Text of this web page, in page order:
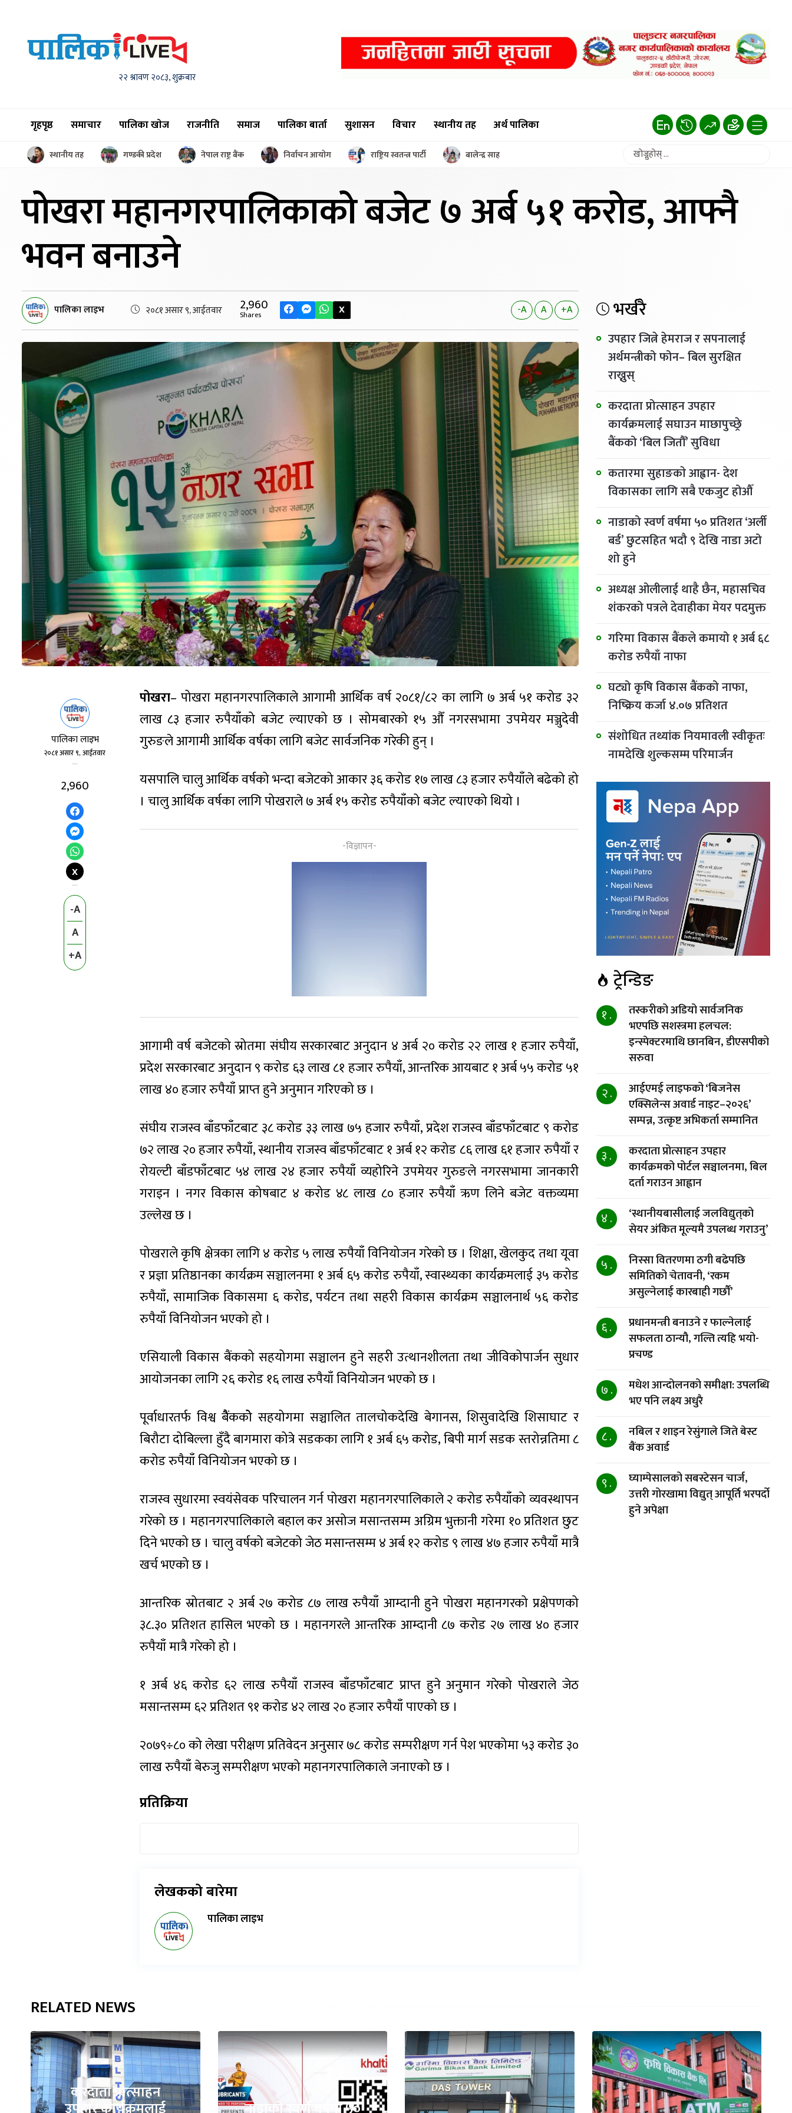
२२ श्रावण २०८३, शुक्रबार
गृहपृष्ठ समाचार पालिका खाेज राजनीति समाज पालिका बार्ता सुशासन विचार स्थानीय तह अर्थ पालिका
स्थानीय तह गण्डकी प्रदेश नेपाल राष्ट्र बैंक निर्वाचन आयोग राष्ट्रिय स्वतन्त्र पार्टी बालेन्द्र साह
पोखरा महानगरपालिकाको बजेट७ अर्ब ५१ करोड, आफ्नै
भवन बनाउने
पालिका लाइभ २०८१ असार ९, आईतवार 2,960
Shares X -A A +A
पालिका लाइभ
२०८१ असार ९, आईतवार
2,960
X
-A
A
+A
पोखरा– पोखरा महानगरपालिकाले आगामी आर्थिक वर्ष २०८१/८२ का लागि ७ अर्ब ५१ करोड ३२
लाख ८३ हजार रुपैयाँको बजेट ल्याएको छ । सोमबारको १५ औँ नगरसभामा उपमेयर मञ्जुदेवी
गुरुङले आगामी आर्थिक वर्षका लागि बजेट सार्वजनिक गरेकी हुन् ।
यसपालि चालु आर्थिक वर्षको भन्दा बजेटको आकार ३६ करोड १७ लाख ८३ हजार रुपैयाँले बढेको हो
। चालु आर्थिक वर्षका लागि पोखराले ७ अर्ब १५ करोड रुपैयाँको बजेट ल्याएको थियो ।
आगामी वर्ष बजेटको स्रोतमा संघीय सरकारबाट अनुदान ४ अर्ब २० करोड २२ लाख १ हजार रुपैयाँ,
प्रदेश सरकारबाट अनुदान ९ करोड ६३ लाख ८१ हजार रुपैयाँ, आन्तरिक आयबाट १ अर्ब ५५ करोड ५१
लाख ४० हजार रुपैयाँ प्राप्त हुने अनुमान गरिएको छ ।
संघीय राजस्व बाँडफाँटबाट ३८ करोड ३३ लाख ७५ हजार रुपैयाँ, प्रदेश राजस्व बाँडफाँटबाट ९ करोड
७२ लाख २० हजार रुपैयाँ, स्थानीय राजस्व बाँडफाँटबाट १ अर्ब १२ करोड ८६ लाख ६१ हजार रुपैयाँ र
रोयल्टी बाँडफाँटबाट ५४ लाख २४ हजार रुपैयाँ व्यहोरिने उपमेयर गुरुङले नगरसभामा जानकारी
गराइन । नगर विकास कोषबाट ४ करोड ४८ लाख ८० हजार रुपैयाँ ऋण लिने बजेट वक्तव्यमा
उल्लेख छ ।
पोखराले कृषि क्षेत्रका लागि ४ करोड ५ लाख रुपैयाँ विनियोजन गरेको छ । शिक्षा, खेलकुद तथा यूवा
र प्रज्ञा प्रतिष्ठानका कार्यक्रम सञ्चालनमा १ अर्ब ६५ करोड रुपैयाँ, स्वास्थ्यका कार्यक्रमलाई ३५ करोड
रुपैयाँ, सामाजिक विकासमा ६ करोड, पर्यटन तथा सहरी विकास कार्यक्रम सञ्चालनार्थ ५६ करोड
रुपैयाँ विनियोजन भएको हो ।
एसियाली विकास बैंकको सहयोगमा सञ्चालन हुने सहरी उत्थानशीलता तथा जीविकोपार्जन सुधार
आयोजनका लागि २६ करोड १६ लाख रुपैयाँ विनियोजन भएको छ ।
पूर्वाधारतर्फ विश्व बैैंककोे सहयोगमा सञ्चालित तालचोकदेखि बेगानस, शिसुवादेखि शिसाघाट र
बिरौटा दोबिल्ला हुँदै बागमारा कोत्रे सडकका लागि १ अर्ब ६५ करोड, बिपी मार्ग सडक स्तरोन्नतिमा ८
करोड रुपैयाँ विनियोजन भएको छ ।
राजस्व सुधारमा स्वयंसेवक परिचालन गर्न पोखरा महानगरपालिकाले २ करोड रुपैयाँको व्यवस्थापन
गरेको छ । महानगरपालिकाले बहाल कर असोज मसान्तसम्म अग्रिम भुक्तानी गरेमा १० प्रतिशत छुट
दिने भएको छ । चालु वर्षको बजेटको जेठ मसान्तसम्म ४ अर्ब १२ करोड ९ लाख ४७ हजार रुपैयाँ मात्रै
खर्च भएको छ ।
आन्तरिक स्रोतबाट २ अर्ब २७ करोड ८७ लाख रुपैयाँ आम्दानी हुने पोखरा महानगरको प्रक्षेपणको
३८.३० प्रतिशत हासिल भएको छ । महानगरले आन्तरिक आम्दानी ८७ करोड २७ लाख ४० हजार
रुपैयाँ मात्रै गरेको हो ।
१ अर्ब ४६ करोड ६२ लाख रुपैयाँ राजस्व बाँडफाँटबाट प्राप्त हुने अनुमान गरेको पोखराले जेठ
मसान्तसम्म ६२ प्रतिशत ९१ करोड ४२ लाख २० हजार रुपैयाँ पाएको छ ।
२०७९÷८० को लेखा परीक्षण प्रतिवेदन अनुसार ७८ करोड सम्परीक्षण गर्न पेश भएकोमा ५३ करोड ३०
लाख रुपैयाँ बेरुजु सम्परीक्षण भएको महानगरपालिकाले जनाएको छ ।
प्रतिक्रिया
लेखकको बारेमा
पालिका लाइभ
भर्खरै
उपहार जित्ने हेमराज र सपनालाई
अर्थमन्त्रीको फोन– बिल सुरक्षित
राख्नुस्
करदाता प्रोत्साहन उपहार
कार्यक्रमलाई सघाउन माछापुच्छ्रे
बैंकको ‘बिल जितौँ’ सुविधा
कतारमा सुहाङकाे आह्वान- देश
विकासका लागि सबै एकजुट होऔँ
नाडाको स्वर्ण वर्षमा ५० प्रतिशत ‘अर्ली
बर्ड’ छुटसहित भदौ ९ देखि नाडा अटो
शो हुने
अध्यक्ष ओलीलाई थाहै छैन, महासचिव
शंकरको पत्रले देवाहीका मेयर पदमुक्त
गरिमा विकास बैंकले कमायो १ अर्ब ६८
करोड रुपैयाँ नाफा
घट्यो कृषि विकास बैंकको नाफा,
निष्क्रिय कर्जा ४.०७ प्रतिशत
संशोधित तथ्यांक नियमावली स्वीकृतः
नामदेखि शुल्कसम्म परिमार्जन
ट्रेन्डिङ
१ .
तस्करीको अडियो सार्वजनिक
भएपछि सशस्त्रमा हलचल:
इन्स्पेक्टरमाथि छानबिन, डीएसपीको
सरुवा
२ .
आईएमई लाइफको ‘बिजनेस
एक्सिलेन्स अवार्ड नाइट–२०२६’
सम्पन्न, उत्कृष्ट अभिकर्ता सम्मानित
३ .
करदाता प्रोत्साहन उपहार
कार्यक्रमको पोर्टल सञ्चालनमा, बिल
दर्ता गराउन आह्वान
४ .
‘स्थानीयबासीलाई जलविद्युत्‌को
सेयर अंकित मूल्यमै उपलब्ध गराउनु’
५ .
निस्सा वितरणमा ठगी बढेपछि
समितिको चेतावनी, ‘रकम
असुल्नेलाई कारबाही गर्छाैं’
६ .
प्रधानमन्त्री बनाउने र फाल्नेलाई
सफलता ठान्यौ, गल्ति त्यहि भयो-
प्रचण्ड
७ .
मधेश आन्दोलनको समीक्षा: उपलब्धि
भए पनि लक्ष्य अधुरै
८ .
नबिल र शाइन रेसुंगाले जिते बेस्ट
बैंक अवार्ड
९ .
घ्याम्पेसालको सबस्टेसन चार्ज,
उत्तरी गोरखामा विद्युत् आपूर्ति भरपर्दो
हुने अपेक्षा
RELATED NEWS
करदाता प्रोत्साहन